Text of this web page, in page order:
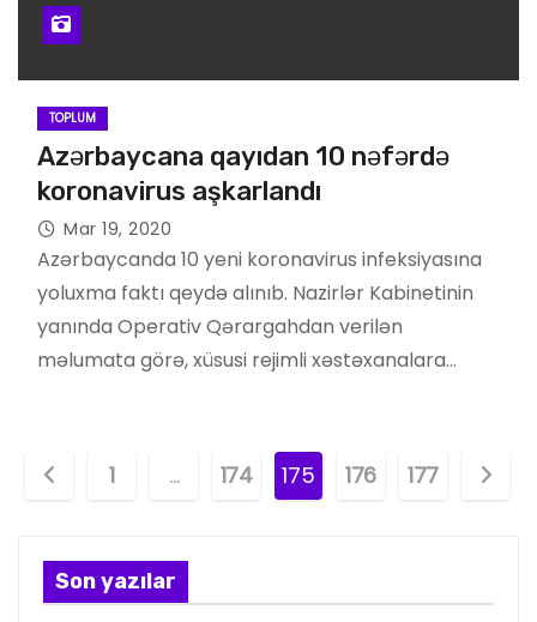
TOPLUM
Azərbaycana qayıdan 10 nəfərdə
koronavirus aşkarlandı
Mar 19, 2020
Azərbaycanda 10 yeni koronavirus infeksiyasına
yoluxma faktı qeydə alınıb. Nazirlər Kabinetinin
yanında Operativ Qərargahdan verilən
məlumata görə, xüsusi rejimli xəstəxanalara…
1 … 174 175 176 177
Son yazılar